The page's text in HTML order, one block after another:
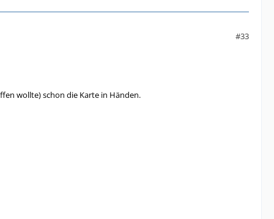
#33
wollte) schon die Karte in Händen.